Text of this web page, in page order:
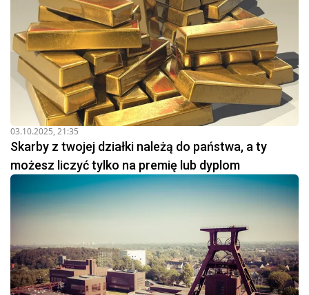
03.10.2025, 21:35
Skarby z twojej działki należą do państwa, a ty
możesz liczyć tylko na premię lub dyplom